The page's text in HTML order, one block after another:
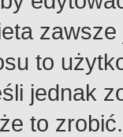
to
jednak
to